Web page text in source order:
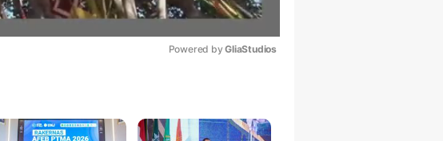
Powered by GliaStudios